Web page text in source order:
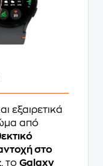
εξαιρετικά
από
στο
, το Galaxy